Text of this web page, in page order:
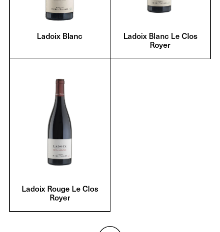
Ladoix Blanc Ladoix Blanc Le Clos
Royer
Ladoix Rouge Le Clos
Royer